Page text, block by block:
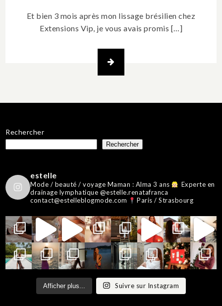
Et bien 3 mois après mon lissage brésilien chez
Extensions Vip, je vous avais promis […]
Rechercher
Rechercher
estelle
Mode / beauté / voyage Maman : Alma 3 ans
Experte en
drainage lymphatique @estelle.renatafranca
contact@estelleblogmode.com
Paris / Strasbourg
Afficher plus... Suivre sur Instagram